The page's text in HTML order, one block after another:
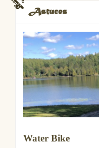
Astuces
Water Bike